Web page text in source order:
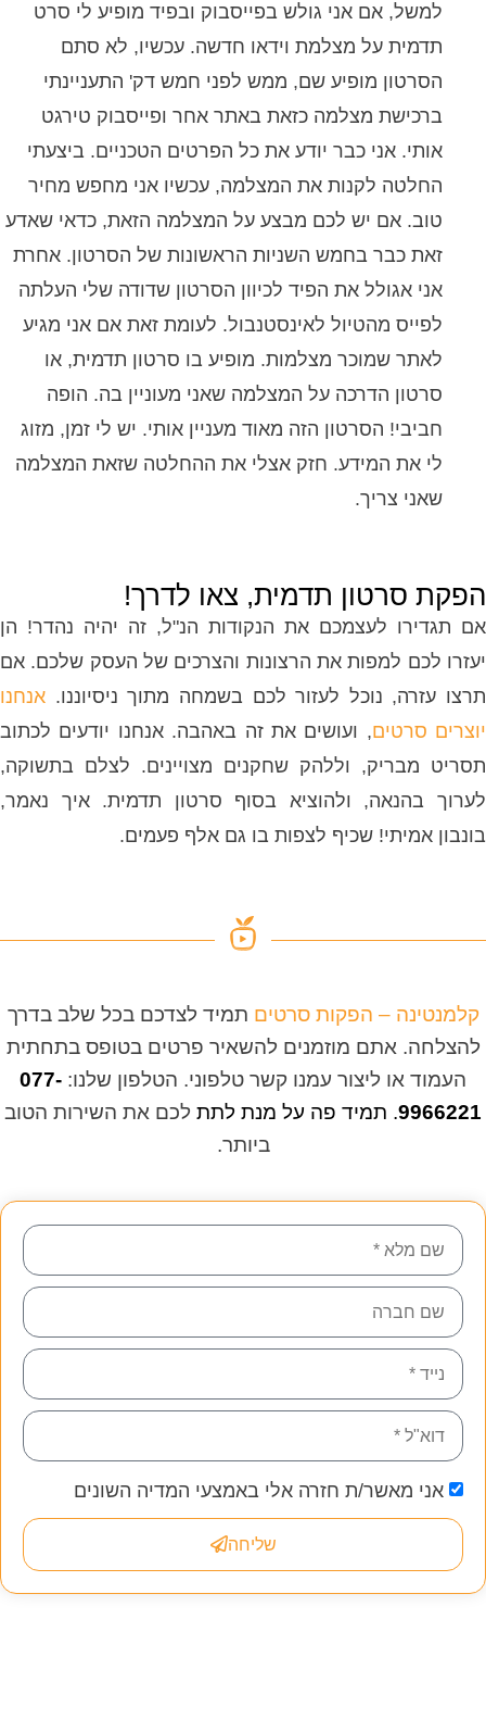
למשל, אם אני גולש בפייסבוק ובפיד מופיע לי סרט
תדמית על מצלמת וידאו חדשה. עכשיו, לא סתם
הסרטון מופיע שם, ממש לפני חמש דק' התעניינתי
ברכישת מצלמה כזאת באתר אחר ופייסבוק טירגט
אותי. אני כבר יודע את כל הפרטים הטכניים. ביצעתי
החלטה לקנות את המצלמה, עכשיו אני מחפש מחיר
טוב. אם יש לכם מבצע על המצלמה הזאת, כדאי שאדע
זאת כבר בחמש השניות הראשונות של הסרטון. אחרת
אני אגולל את הפיד לכיוון הסרטון שדודה שלי העלתה
לפייס מהטיול לאינסטנבול. לעומת זאת אם אני מגיע
לאתר שמוכר מצלמות. מופיע בו סרטון תדמית, או
סרטון הדרכה על המצלמה שאני מעוניין בה. הופה
חביבי! הסרטון הזה מאוד מעניין אותי. יש לי זמן, מזוג
לי את המידע. חזק אצלי את ההחלטה שזאת המצלמה
שאני צריך.
הפקת סרטון תדמית, צאו לדרך!
אם תגדירו לעצמכם את הנקודות הנ"ל, זה יהיה נהדר! הן
יעזרו לכם למפות את הרצונות והצרכים של העסק שלכם. אם
תרצו עזרה, נוכל לעזור לכם בשמחה מתוך ניסיוננו. אנחנו
יוצרים סרטים, ועושים את זה באהבה. אנחנו יודעים לכתוב
תסריט מבריק, וללהק שחקנים מצויינים. לצלם בתשוקה,
לערוך בהנאה, ולהוציא בסוף סרטון תדמית. איך נאמר,
בונבון אמיתי! שכיף לצפות בו גם אלף פעמים.
קלמנטינה – הפקות סרטים תמיד לצדכם בכל שלב בדרך
להצלחה. אתם מוזמנים להשאיר פרטים בטופס בתחתית
העמוד או ליצור עמנו קשר טלפוני. הטלפון שלנו: 077-
9966221
. תמיד פה על מנת לתת לכם את השירות הטוב
ביותר.
אני מאשר/ת חזרה אלי באמצעי המדיה השונים
שליחה